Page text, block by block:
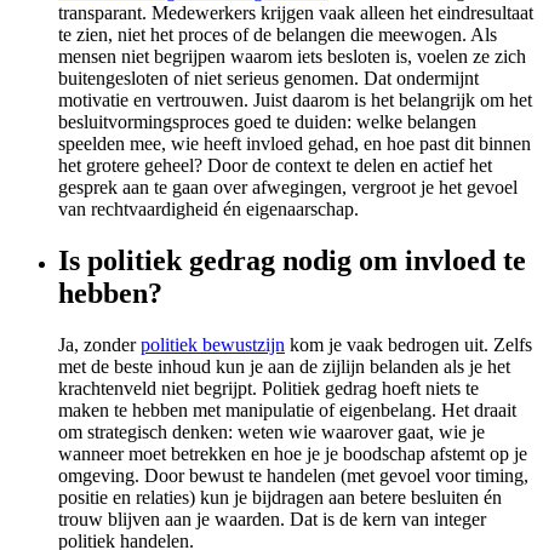
transparant. Medewerkers krijgen vaak alleen het eindresultaat
te zien, niet het proces of de belangen die meewogen. Als
mensen niet begrijpen waarom iets besloten is, voelen ze zich
buitengesloten of niet serieus genomen. Dat ondermijnt
motivatie en vertrouwen. Juist daarom is het belangrijk om het
besluitvormingsproces goed te duiden: welke belangen
speelden mee, wie heeft invloed gehad, en hoe past dit binnen
het grotere geheel? Door de context te delen en actief het
gesprek aan te gaan over afwegingen, vergroot je het gevoel
van rechtvaardigheid én eigenaarschap.
Is politiek gedrag nodig om invloed te
hebben?
Ja, zonderpolitiek bewustzijn kom je vaak bedrogen uit. Zelfs
met de beste inhoud kun je aan de zijlijn belanden als je het
krachtenveld niet begrijpt. Politiek gedrag hoeft niets te
maken te hebben met manipulatie of eigenbelang. Het draait
om strategisch denken: weten wie waarover gaat, wie je
wanneer moet betrekken en hoe je je boodschap afstemt op je
omgeving. Door bewust te handelen (met gevoel voor timing,
positie en relaties) kun je bijdragen aan betere besluiten én
trouw blijven aan je waarden. Dat is de kern van integer
politiek handelen.